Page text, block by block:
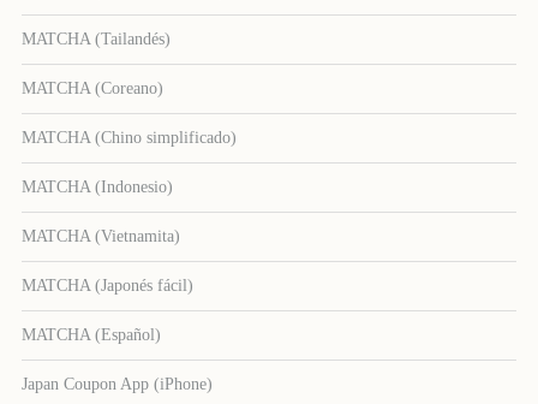
MATCHA (Tailandés)
MATCHA (Coreano)
MATCHA (Chino simplificado)
MATCHA (Indonesio)
MATCHA (Vietnamita)
MATCHA (Japonés fácil)
MATCHA (Español)
Japan Coupon App (iPhone)